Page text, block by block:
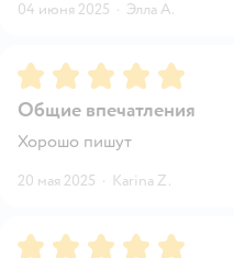
04 июня 2025 · Элла А.
Рейтинг:5
Общие впечатления
Хорошо пишут
20 мая 2025 · Кarina Z.
Рейтинг:5